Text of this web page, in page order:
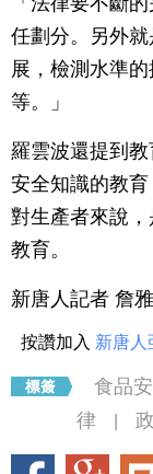
任劃分。另外
展，檢測水準
等。」
羅雲波還提到
安全知識的教育
對生產者來說
教育。
新唐人記者 詹
按讚加入 新唐人
食品
律